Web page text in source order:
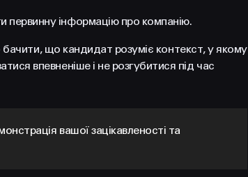
первинну інформацію про компанію.
бачити, що кандидат розуміє контекст, у якому
впевненіше і не розгубитися під час
вашої зацікавленості та